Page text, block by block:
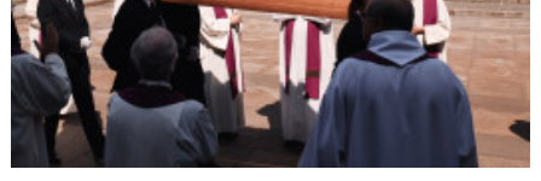
augusztus 8. | 0:01
Mai evangélium – 2026. augusztus 8.
augusztus 7. | 20:10
Vasmiséjét ünnepelte Csóka Gáspár bencés
szerzetes a pannonhalmi bazilikában
augusztus 7. | 19:29